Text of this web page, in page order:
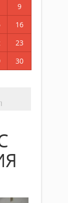
9
16
23
30